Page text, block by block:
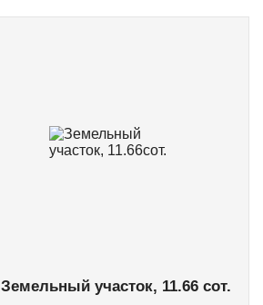
Земельный участок, 11.66 сот.